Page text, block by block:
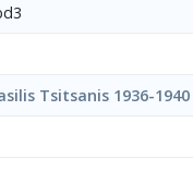
Tsitsanis 1936-1940